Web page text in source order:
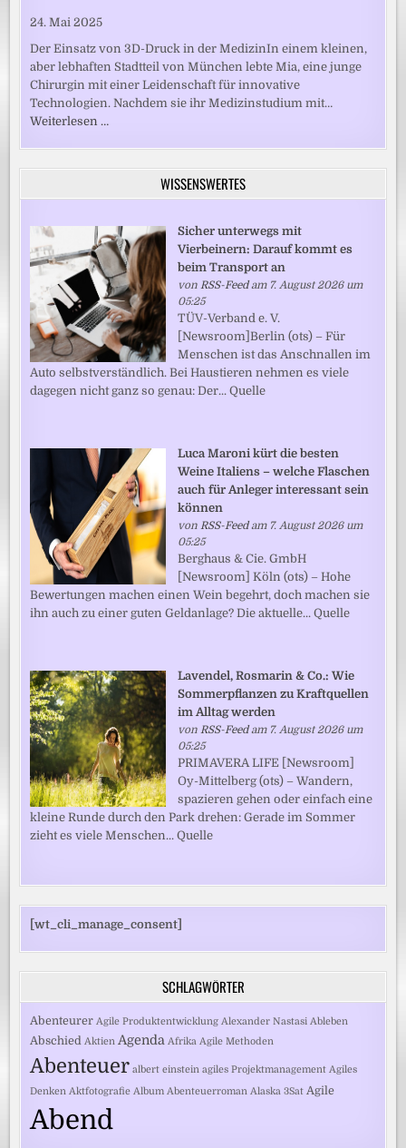
24. Mai 2025
Der Einsatz von 3D-Druck in der MedizinIn einem kleinen,
aber lebhaften Stadtteil von München lebte Mia, eine junge
Chirurgin mit einer Leidenschaft für innovative
Technologien. Nachdem sie ihr Medizinstudium mit…
Weiterlesen …
WISSENSWERTES
Sicher unterwegs mit
Vierbeinern: Darauf kommt es
beim Transport an
vonRSS-Feedam 7. August 2026 um
05:25
TÜV-Verband e. V.
[Newsroom]Berlin (ots) – Für
Menschen ist das Anschnallen im
Auto selbstverständlich. Bei Haustieren nehmen es viele
dagegen nicht ganz so genau: Der... Quelle
Luca Maroni kürt die besten
Weine Italiens – welche Flaschen
auch für Anleger interessant sein
können
vonRSS-Feedam 7. August 2026 um
05:25
Berghaus & Cie. GmbH
[Newsroom] Köln (ots) – Hohe
Bewertungen machen einen Wein begehrt, doch machen sie
ihn auch zu einer guten Geldanlage? Die aktuelle... Quelle
Lavendel, Rosmarin & Co.: Wie
Sommerpflanzen zu Kraftquellen
im Alltag werden
vonRSS-Feedam 7. August 2026 um
05:25
PRIMAVERA LIFE [Newsroom]
Oy-Mittelberg (ots) – Wandern,
spazieren gehen oder einfach eine
kleine Runde durch den Park drehen: Gerade im Sommer
zieht es viele Menschen... Quelle
[wt_cli_manage_consent]
SCHLAGWÖRTER
Abenteurer Agile Produktentwicklung Alexander Nastasi Ableben
Abschied Aktien Agenda Afrika Agile Methoden
Abenteuer albert einstein agiles Projektmanagement Agiles
Denken Aktfotografie Album Abenteuerroman Alaska 3Sat Agile
Abend